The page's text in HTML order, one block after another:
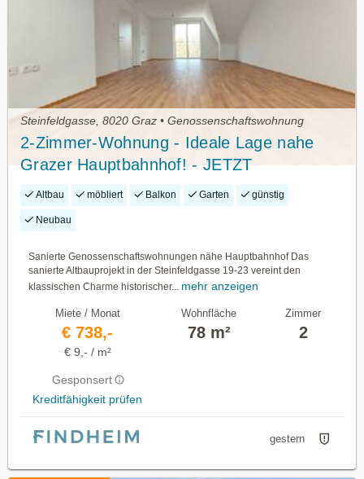
Steinfeldgasse, 8020 Graz • Genossenschaftswohnung
2-Zimmer-Wohnung - Ideale Lage nahe
Grazer Hauptbahnhof! - JETZT
ZUSCHLAGEN
Altbau möbliert Balkon Garten günstig
Neubau
Sanierte Genossenschaftswohnungen nähe Hauptbahnhof Das
sanierte Altbauprojekt in der Steinfeldgasse 19-23 vereint den
klassischen Charme historischer... mehr anzeigen
Miete / Monat
€ 738,-
€ 9,- / m²
Gesponsert
Kreditfähigkeit prüfen
Wohnfläche
78 m²
Zimmer
2
gestern